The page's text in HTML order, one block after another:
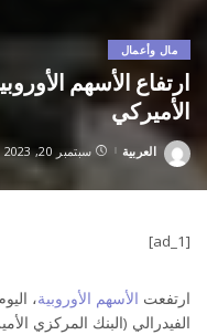
مال وأعمال
ارتفاع الأسهم
الأميركي
Posted
العربية سبتمبر 20, 2023
[ad_1]
ارتفعت الأسهم الأوروبية،
الفيدرالي (البنك المركزي